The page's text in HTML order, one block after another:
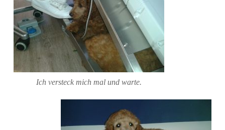
Ich versteck mich mal und warte.